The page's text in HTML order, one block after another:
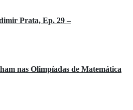
Prata, Ep. 29 –
nas Olimpíadas de Matemática